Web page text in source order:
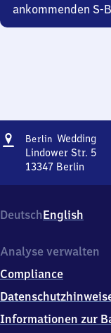
ankommenden S-
Adresse
Berlin Wedding
Lindower Str. 5
13347 Berlin
Lindower
Str.
1
3
4
Berlin
DeutschEnglish
Analyse verwalten
Compliance
Informationen zur